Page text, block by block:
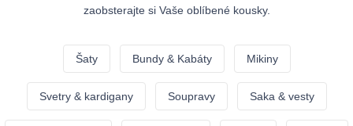
zaobsterajte si Vaše oblíbené kousky.
Šaty Bundy & Kabáty Mikiny
Svetry & kardigany Soupravy Saka & vesty